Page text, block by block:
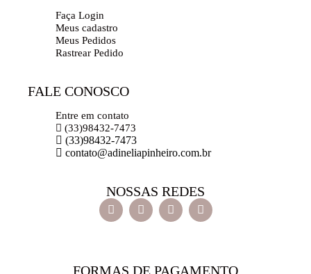
Faça Login
Meus cadastro
Meus Pedidos
Rastrear Pedido
FALE CONOSCO
Entre em contato
(33)98432-7473
(33)98432-7473
contato@adineliapinheiro.com.br
NOSSAS REDES
FORMAS DE PAGAMENTO